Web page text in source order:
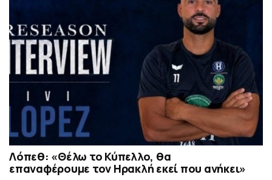
Λόπεθ: «Θέλω το Κύπελλο, θα
επαναφέρουμε τον Ηρακλή εκεί που ανήκει»